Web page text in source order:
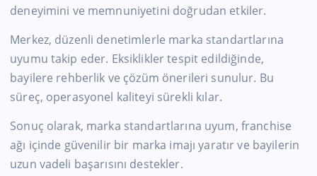
deneyimini ve memnuniyetini doğrudan etkiler.
Merkez, düzenli denetimlerle marka standartlarına
uyumu takip eder. Eksiklikler tespit edildiğinde,
bayilere rehberlik ve çözüm önerileri sunulur. Bu
süreç, operasyonel kaliteyi sürekli kılar.
Sonuç olarak, marka standartlarına uyum, franchise
ağı içinde güvenilir bir marka imajı yaratır ve bayilerin
uzun vadeli başarısını destekler.